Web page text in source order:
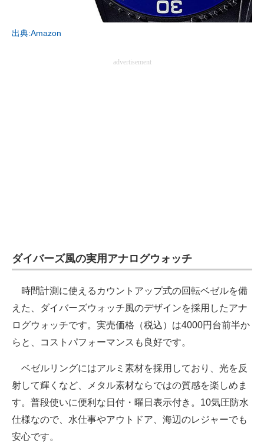
ビジネスと働き方のヒント
AI活用のいまが分かる
エレクトロニクス専門サイト
電子設計の基本と応用
エネルギーの専門メディア
建設×テクノロジーの最前線
ちょっと気になるネットの話題
出典:Amazon
advertisement
ダイバーズ風の実用アナログウォッチ
時間計測に使えるカウントアップ式の回転ベゼルを備
えた、ダイバーズウォッチ風のデザインを採用したアナ
ログウォッチです。実売価格（税込）は4000円台前半か
らと、コストパフォーマンスも良好です。
ベゼルリングにはアルミ素材を採用しており、光を反
射して輝くなど、メタル素材ならではの質感を楽しめま
す。普段使いに便利な日付・曜日表示付き。10気圧防水
仕様なので、水仕事やアウトドア、海辺のレジャーでも
安心です。